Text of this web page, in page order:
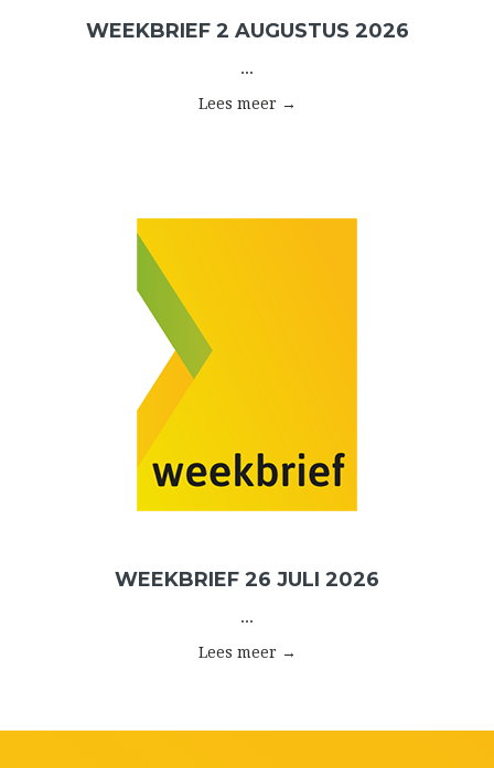
WEEKBRIEF 2 AUGUSTUS 2026
...
Lees meer →
WEEKBRIEF 26 JULI 2026
...
Lees meer →